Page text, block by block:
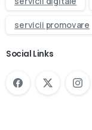
servicii promovare
Social Links